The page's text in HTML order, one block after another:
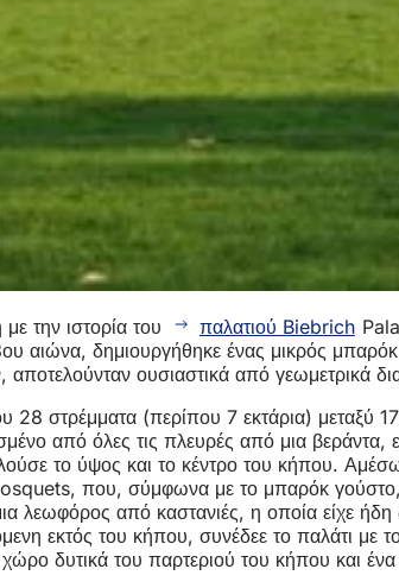
την ιστορία του
παλατιού Biebrich
αιώνα, δημιουργήθηκε ένας μικρός
ουσιαστικά από γεωμετρικά
στρέμματα (περίπου 7 εκτάρια) μεταξύ
από όλες τις πλευρές από μια
το ύψος και το κέντρο του κήπου.
που, σύμφωνα με το μπαρόκ γούστο,
από καστανιές, η οποία είχε ήδη
εκτός του κήπου, συνέδεε το παλάτι με
δυτικά του παρτεριού του κήπου και